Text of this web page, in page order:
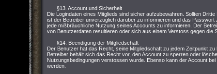
§13. Account und Sicherheit
Die Logindaten eines Mitglieds sind sicher aufzubewahren. Sollten
ist der Betreiber unverzüglich darüber zu informieren und das
jede mißbräuchliche Nutzung seines Accounts zu informieren. Der
von Benutzerdaten resultieren oder sich aus einem Verstoss gegen die
§14. Beendigung der Mitgliedschaft
Der Benutzer hat das Recht, seine Mitgliedschaft zu jedem Zeitpunkt
Betreiber behält sich das Recht vor, den Account zu sperren oder
Nutzungsbedingungen verstossen wurde. Ebenso kann der Account
werden.